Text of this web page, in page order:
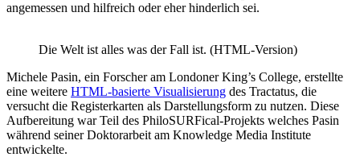
angemessen und hilfreich oder eher hinderlich sei.
Die Welt ist alles was der Fall ist. (HTML-Version)
Michele Pasin, ein Forscher am Londoner King’s College, erstellte
eine weitere HTML-basierte Visualisierung des Tractatus, die
versucht die Registerkarten als Darstellungsform zu nutzen. Diese
Aufbereitung war Teil des PhiloSURFical-Projekts welches Pasin
während seiner Doktorarbeit am Knowledge Media Institute
entwickelte.